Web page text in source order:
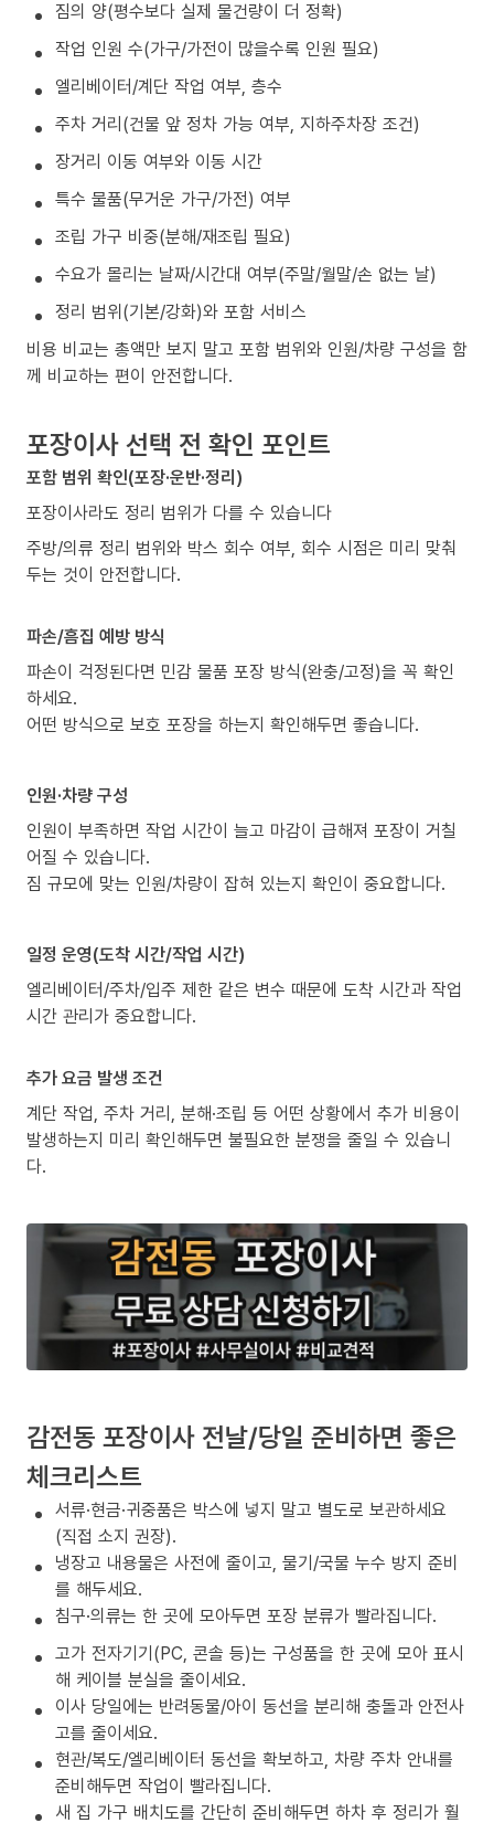
짐의 양(평수보다 실제 물건량이 더 정확)
작업 인원 수(가구/가전이 많을수록 인원 필요)
엘리베이터/계단 작업 여부, 층수
주차 거리(건물 앞 정차 가능 여부, 지하주차장 조건)
장거리 이동 여부와 이동 시간
특수 물품(무거운 가구/가전) 여부
조립 가구 비중(분해/재조립 필요)
수요가 몰리는 날짜/시간대 여부(주말/월말/손 없는 날)
정리 범위(기본/강화)와 포함 서비스
비용 비교는 총액만 보지 말고 포함 범위와 인원/차량 구성을 함
께 비교하는 편이 안전합니다.
포장이사 선택 전 확인 포인트
포함 범위 확인(포장·운반·정리)
포장이사라도 정리 범위가 다를 수 있습니다
주방/의류 정리 범위와 박스 회수 여부, 회수 시점은 미리 맞춰
두는 것이 안전합니다.
파손/흠집 예방 방식
파손이 걱정된다면 민감 물품 포장 방식(완충/고정)을 꼭 확인
하세요.
어떤 방식으로 보호 포장을 하는지 확인해두면 좋습니다.
인원·차량 구성
인원이 부족하면 작업 시간이 늘고 마감이 급해져 포장이 거칠
어질 수 있습니다.
짐 규모에 맞는 인원/차량이 잡혀 있는지 확인이 중요합니다.
일정 운영(도착 시간/작업 시간)
엘리베이터/주차/입주 제한 같은 변수 때문에 도착 시간과 작업
시간 관리가 중요합니다.
추가 요금 발생 조건
계단 작업, 주차 거리, 분해·조립 등 어떤 상황에서 추가 비용이
발생하는지 미리 확인해두면 불필요한 분쟁을 줄일 수 있습니
다.
감전동 포장이사 전날/당일 준비하면 좋은
체크리스트
서류·현금·귀중품은 박스에 넣지 말고 별도로 보관하세요
(직접 소지 권장).
냉장고 내용물은 사전에 줄이고, 물기/국물 누수 방지 준비
를 해두세요.
침구·의류는 한 곳에 모아두면 포장 분류가 빨라집니다.
고가 전자기기(PC, 콘솔 등)는 구성품을 한 곳에 모아 표시
해 케이블 분실을 줄이세요.
이사 당일에는 반려동물/아이 동선을 분리해 충돌과 안전사
고를 줄이세요.
현관/복도/엘리베이터 동선을 확보하고, 차량 주차 안내를
준비해두면 작업이 빨라집니다.
새 집 가구 배치도를 간단히 준비해두면 하차 후 정리가 훨